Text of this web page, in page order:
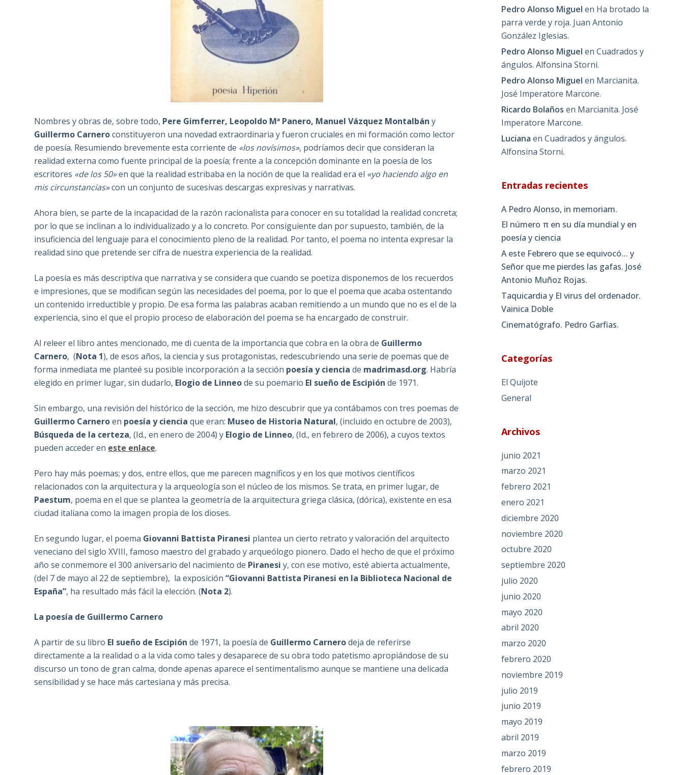
Nombres y obras de, sobre todo, Pere Gimferrer, Leopoldo Mª Panero, Manuel Vázquez Montalbán y
Guillermo Carneroconstituyeron una novedad extraordinaria y fueron cruciales en mi formación como lector
de poesía. Resumiendo brevemente esta corriente de «los novísimos», podríamos decir que consideran la
realidad externa como fuente principal de la poesía; frente a la concepción dominante en la poesía de los
escritores «de los 50»en que la realidad estribaba en la noción de que la realidad era el «yo haciendo algo en
mis circunstancias»con un conjunto de sucesivas descargas expresivas y narrativas.
Ahora bien, se parte de la incapacidad de la razón racionalista para conocer en su totalidad la realidad concreta;
por lo que se inclinan a lo individualizado y a lo concreto. Por consiguiente dan por supuesto, también, de la
insuficiencia del lenguaje para el conocimiento pleno de la realidad. Por tanto, el poema no intenta expresar la
realidad sino que pretende ser cifra de nuestra experiencia de la realidad.
La poesía es más descriptiva que narrativa y se considera que cuando se poetiza disponemos de los recuerdos
e impresiones, que se modifican según las necesidades del poema, por lo que el poema que acaba ostentando
un contenido irreductible y propio. De esa forma las palabras acaban remitiendo a un mundo que no es el de la
experiencia, sino el que el propio proceso de elaboración del poema se ha encargado de construir.
Al releer el libro antes mencionado, me di cuenta de la importancia que cobra en la obra de Guillermo
Carnero, (Nota 1), de esos años, la ciencia y sus protagonistas, redescubriendo una serie de poemas que de
forma inmediata me planteé su posible incorporación a la sección poesía y ciencia de madrimasd.org. Habría
elegido en primer lugar, sin dudarlo, Elogio de Linneode su poemario El sueño de Escipión de 1971.
Sin embargo, una revisión del histórico de la sección, me hizo descubrir que ya contábamos con tres poemas de
Guillermo Carneroen poesía y ciencia que eran: Museo de Historia Natural, (incluido en octubre de 2003),
Búsqueda de la certeza, (Id., en enero de 2004) y Elogio de Linneo, (Id., en febrero de 2006), a cuyos textos
pueden acceder en este enlace.
Pero hay más poemas; y dos, entre ellos, que me parecen magníficos y en los que motivos científicos
relacionados con la arquitectura y la arqueología son el núcleo de los mismos. Se trata, en primer lugar, de
Paestum, poema en el que se plantea la geometría de la arquitectura griega clásica, (dórica), existente en esa
ciudad italiana como la imagen propia de los dioses.
En segundo lugar, el poema Giovanni Battista Piranesi plantea un cierto retrato y valoración del arquitecto
veneciano del siglo XVIII, famoso maestro del grabado y arqueólogo pionero. Dado el hecho de que el próximo
año se conmemore el 300 aniversario del nacimiento de Piranesi y, con ese motivo, esté abierta actualmente,
(del 7 de mayo al 22 de septiembre), la exposición“Giovanni Battista Piranesi en la Biblioteca Nacional de
España”, ha resultado más fácil la elección. (Nota 2).
La poesía de Guillermo Carnero
A partir de su libro El sueño de Escipión de 1971, la poesía de Guillermo Carnerodeja de referirse
directamente a la realidad o a la vida como tales y desaparece de su obra todo patetismo apropiándose de su
discurso un tono de gran calma, donde apenas aparece el sentimentalismo aunque se mantiene una delicada
sensibilidad y se hace más cartesiana y más precisa.
Pedro Alonso Miguel en Ha brotado la
parra verde y roja. Juan Antonio
González Iglesias.
Pedro Alonso Miguel enCuadrados y
ángulos. Alfonsina Storni.
Pedro Alonso Miguel en Marcianita.
José Imperatore Marcone.
Ricardo Bolaños en Marcianita. José
Imperatore Marcone.
Luciana enCuadrados y ángulos.
Alfonsina Storni.
Entradas recientes
A Pedro Alonso, in memoriam.
El número π en su día mundial y en
poesía y ciencia
A este Febrero que se equivocó… y
Señor que me pierdes las gafas. José
Antonio Muñoz Rojas.
Taquicardia y El virus del ordenador.
Vainica Doble
Cinematógrafo. Pedro Garfias.
Categorías
El Quijote
General
Archivos
junio 2021
marzo 2021
febrero 2021
enero 2021
diciembre 2020
noviembre 2020
octubre 2020
septiembre 2020
julio 2020
junio 2020
mayo 2020
abril 2020
marzo 2020
febrero 2020
noviembre 2019
julio 2019
junio 2019
mayo 2019
abril 2019
marzo 2019
febrero 2019